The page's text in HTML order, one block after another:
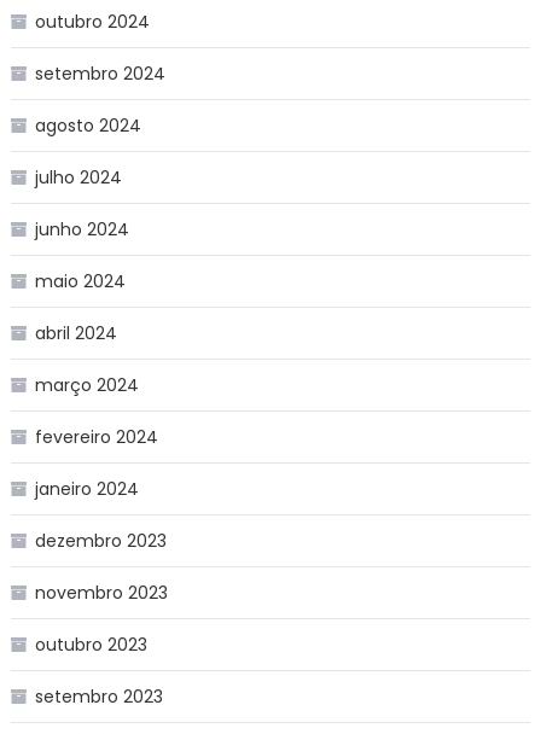
outubro 2024
setembro 2024
agosto 2024
julho 2024
junho 2024
maio 2024
abril 2024
março 2024
fevereiro 2024
janeiro 2024
dezembro 2023
novembro 2023
outubro 2023
setembro 2023